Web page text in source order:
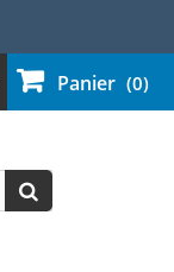
Panier (0)